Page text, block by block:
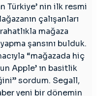
Türkiye’ nin ilk resmi
çalışanları
mağaza
şansını bulduk.
“mağazada hiç
Apple’ ın basitlik
sordum. Segall,
yeni bir dönemin